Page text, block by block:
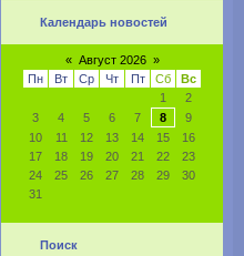
Календарь новостей
« Август 2026 »
Пн
Вт Ср Чт Пт Сб
Вс
1
2
3
4 5 6 7 8
9
10
11 12 13 14 15
16
17
18 19 20 21 22
23
24
25 26 27 28 29
30
31
Поиск